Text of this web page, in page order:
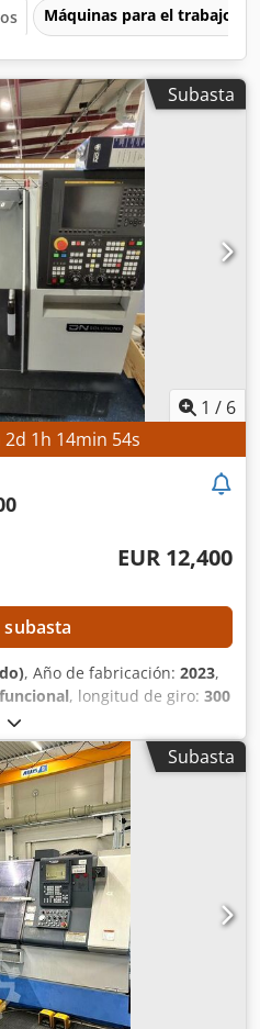
Máquinas para el trabajo
Subasta
1 / 6
2d 1h 14min 52s
EUR 12,400
, Año de fabricación: 2023,
, longitud de giro: 300
4,500 rpm, modelo de
máquina puede ser
antelación de tres días.
máximo de torneado: aprox.
torneado: aprox. 300 mm
aprox. 52 mm Velocidad
4.500 rpm Torreta de
Ntjpfx Aixor
FANUC CNC Peso de la
de funcionamiento: aprox.
4.300 h Tensión: CA 380 V
nominal: 14,97 kVA
A Capacidad de
Subasta